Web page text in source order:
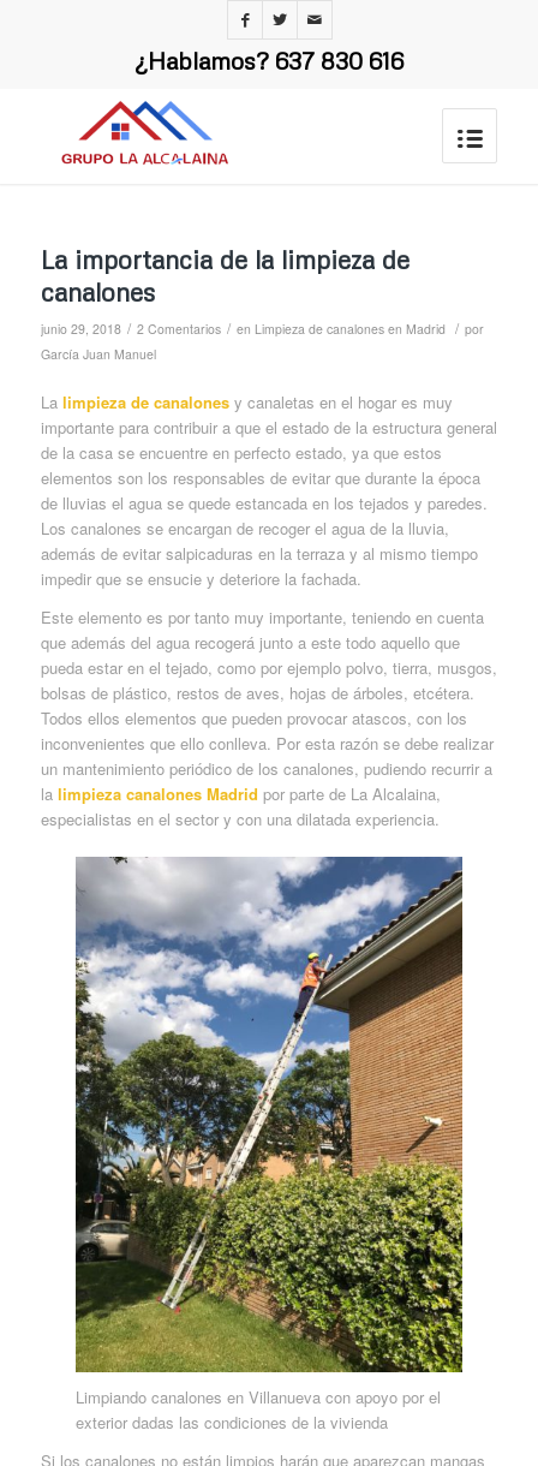
¿Hablamos? 637 830 616
La importancia de la limpieza de
canalones
junio 29, 2018 / 2 Comentarios / en Limpieza de canalones en Madrid / por
García Juan Manuel
La limpieza de canalonesy canaletas en el hogar es muy
importante para contribuir a que el estado de la estructura general
de la casa se encuentre en perfecto estado, ya que estos
elementos son los responsables de evitar que durante la época
de lluvias el agua se quede estancada en los tejados y paredes.
Los canalones se encargan de recoger el agua de la lluvia,
además de evitar salpicaduras en la terraza y al mismo tiempo
impedir que se ensucie y deteriore la fachada.
Este elemento es por tanto muy importante, teniendo en cuenta
que además del agua recogerá junto a este todo aquello que
pueda estar en el tejado, como por ejemplo polvo, tierra, musgos,
bolsas de plástico, restos de aves, hojas de árboles, etcétera.
Todos ellos elementos que pueden provocar atascos, con los
inconvenientes que ello conlleva. Por esta razón se debe realizar
un mantenimiento periódico de los canalones, pudiendo recurrir a
la limpieza canalones Madrid por parte de La Alcalaina,
especialistas en el sector y con una dilatada experiencia.
Limpiando canalones en Villanueva con apoyo por el
exterior dadas las condiciones de la vivienda
Si los canalones no están limpios harán que aparezcan mangas